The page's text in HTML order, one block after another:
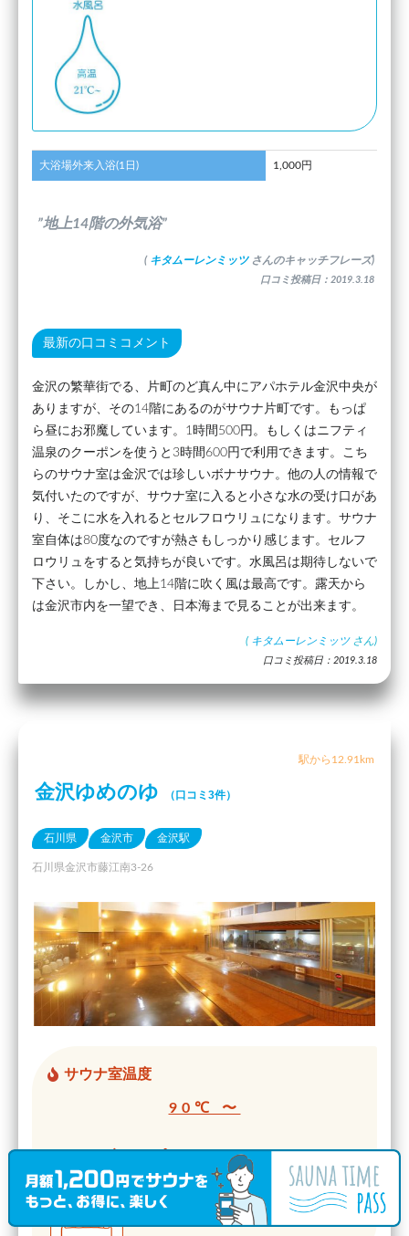
大浴場外来入浴(1日) 1,000円
”地上14階の外気浴”
( キタムーレンミッツ さんのキャッチフレーズ)
口コミ投稿日：2019.3.18
最新の口コミコメント
金沢の繁華街でる、片町のど真ん中にアパホテル金沢中央が
ありますが、その14階にあるのがサウナ片町です。もっぱ
ら昼にお邪魔しています。1時間500円。もしくはニフティ
温泉のクーポンを使うと3時間600円で利用できます。こち
らのサウナ室は金沢では珍しいボナサウナ。他の人の情報で
気付いたのですが、サウナ室に入ると小さな水の受け口があ
り、そこに水を入れるとセルフロウリュになります。サウナ
室自体は80度なのですが熱さもしっかり感じます。セルフ
ロウリュをすると気持ちが良いです。水風呂は期待しないで
下さい。しかし、地上14階に吹く風は最高です。露天から
は金沢市内を一望でき、日本海まで見ることが出来ます。
( キタムーレンミッツ さん)
口コミ投稿日：2019.3.18
駅から12.91km
金沢ゆめのゆ （口コミ3件）
石川県 金沢市 金沢駅
石川県金沢市藤江南3-26
サウナ室温度
90℃ 〜